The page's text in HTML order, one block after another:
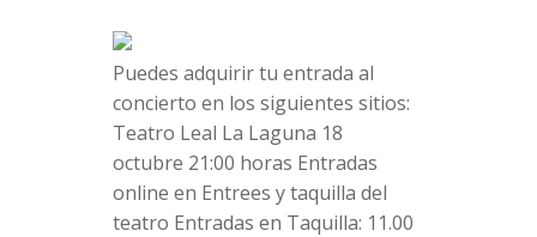
Puedes adquirir tu entrada al
concierto en los siguientes sitios:
Teatro Leal La Laguna 18
octubre 21:00 horas Entradas
online en Entrees y taquilla del
teatro Entradas en Taquilla: 11.00